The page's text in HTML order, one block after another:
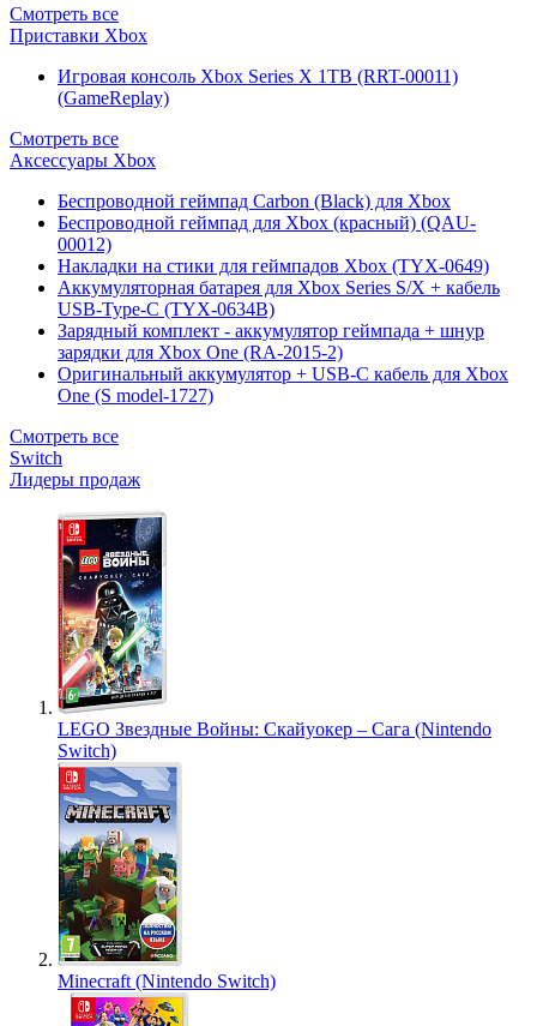
Смотреть все
Приставки Xbox
Игровая консоль Xbox Series X 1TB (RRT-00011)
(GameReplay)
Смотреть все
Аксессуары Xbox
Беспроводной геймпад Carbon (Black) для Xbox
Беспроводной геймпад для Xbox (красный) (QAU-
00012)
Накладки на стики для геймпадов Xbox (TYX-0649)
Аккумуляторная батарея для Xbox Series S/X + кабель
USB-Type-C (TYX-0634B)
Зарядный комплект - аккумулятор геймпада + шнур
зарядки для Xbox One (RA-2015-2)
Оригинальный аккумулятор + USB-C кабель для Xbox
One (S model-1727)
Смотреть все
Switch
Лидеры продаж
LEGO Звездные Войны: Скайуокер – Сага (Nintendo
Switch)
Minecraft (Nintendo Switch)